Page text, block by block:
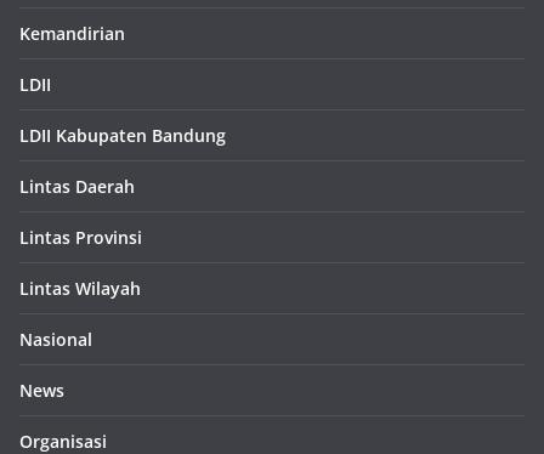
Kemandirian
LDII
LDII Kabupaten Bandung
Lintas Daerah
Lintas Provinsi
Lintas Wilayah
Nasional
News
Organisasi